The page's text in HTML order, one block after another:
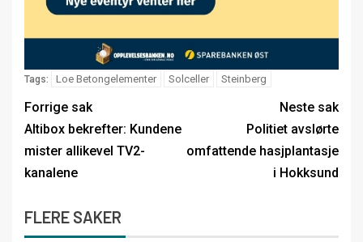
Tags: Loe Betongelementer Solceller Steinberg
Forrige sak
Altibox bekrefter: Kundene
mister allikevel TV2-
kanalene
Neste sak
Politiet avslørte
omfattende hasjplantasje
i Hokksund
FLERE SAKER